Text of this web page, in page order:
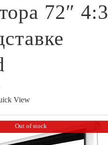
72″ 4:3
View
Out of stock